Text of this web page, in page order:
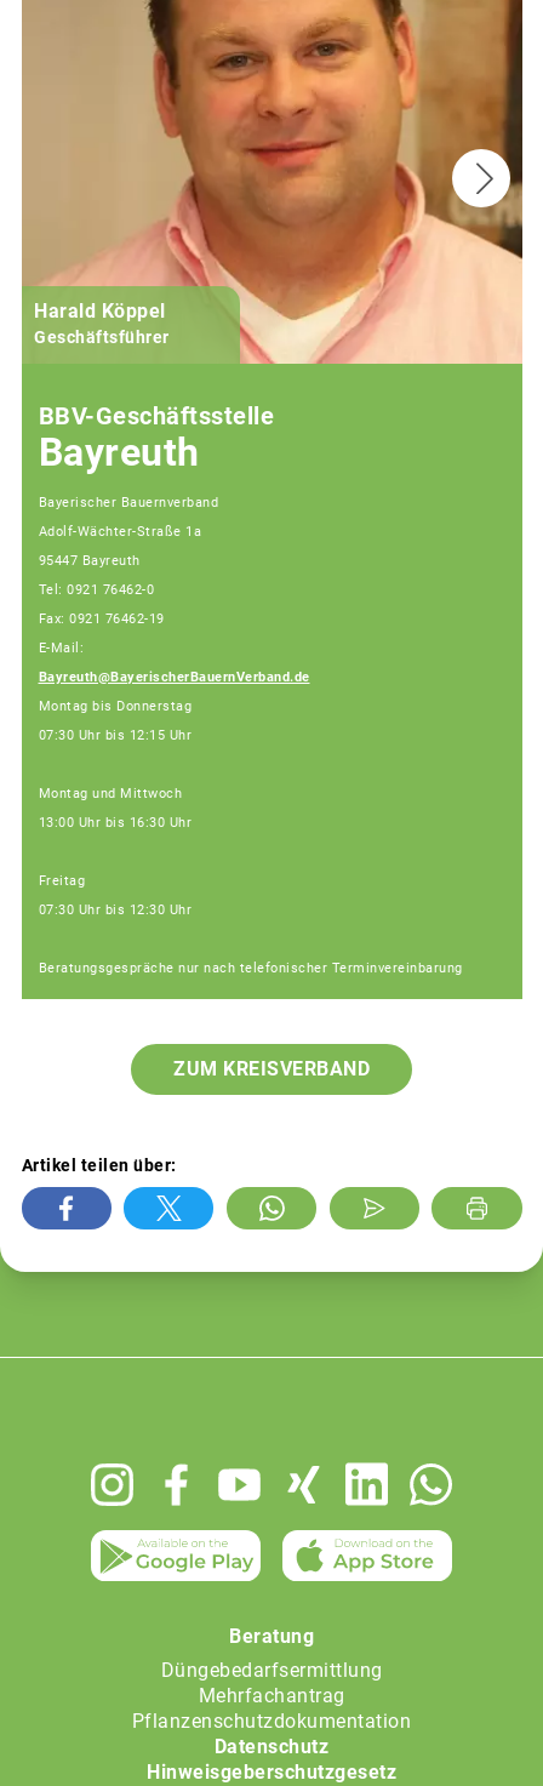
Harald Köppel
Geschäftsführer
BBV-Geschäftsstelle
Bayreuth
Bayerischer Bauernverband
Adolf-Wächter-Straße 1a
95447 Bayreuth
Tel: 0921 76462-0
Fax: 0921 76462-19
E-Mail:
Bayreuth@BayerischerBauernVerband.de
Montag bis Donnerstag
07:30 Uhr bis 12:15 Uhr
Montag und Mittwoch
13:00 Uhr bis 16:30 Uhr
Freitag
07:30 Uhr bis 12:30 Uhr
Beratungsgespräche nur nach telefonischer Terminvereinbarung
ZUM KREISVERBAND
Artikel teilen über:
Beratung
Düngebedarfsermittlung
Mehrfachantrag
Pflanzenschutzdokumentation
Datenschutz
Hinweisgeberschutzgesetz